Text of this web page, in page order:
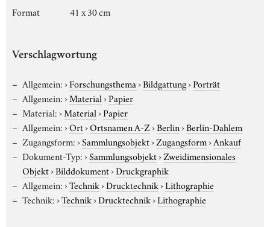
Format
41 x 30 cm
Verschlagwortung
Allgemein:›Forschungsthema›Bildgattung›Porträt
Allgemein:›Material›Papier
Material:›Material›Papier
Allgemein:›Ort›Ortsnamen A-Z›Berlin›Berlin-Dahlem
Zugangsform:›Sammlungsobjekt›Zugangsform›Ankauf
Dokument-Typ:›Sammlungsobjekt›Zweidimensionales
Objekt›Bilddokument›Druckgraphik
Allgemein:›Technik›Drucktechnik›Lithographie
Technik:›Technik›Drucktechnik›Lithographie